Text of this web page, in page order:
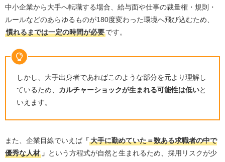
中小企業から大手へ転職する場合、給与面や仕事の裁量権・規則・
ルールなどのあらゆるものが180度変わった環境へ飛び込むため、
慣れるまでは一定の時間が必要です。
しかし、大手出身者であればこのような部分を元より理解し
ているため、 カルチャーショックが生まれる可能性は低いと
いえます。
また、企業目線でいえば「大手に勤めていた＝数ある求職者の中で
優秀な人材」 という方程式が自然と生まれるため、採用リスクが少